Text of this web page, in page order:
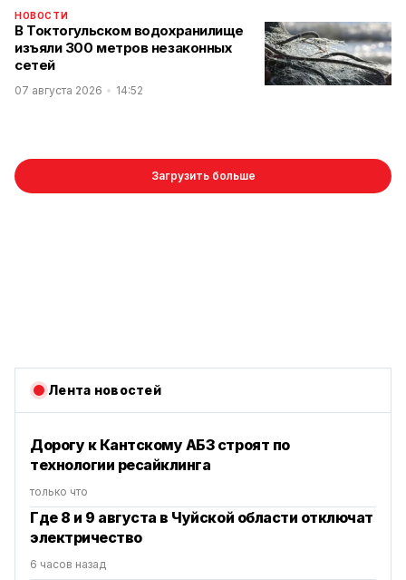
НОВОСТИ
В Токтогульском водохранилище
изъяли 300 метров незаконных
сетей
07 августа 2026 14:52
Загрузить больше
Лента новостей
Дорогу к Кантскому АБЗ строят по
технологии ресайклинга
только что
Где 8 и 9 августа в Чуйской области отключат
электричество
6 часов назад